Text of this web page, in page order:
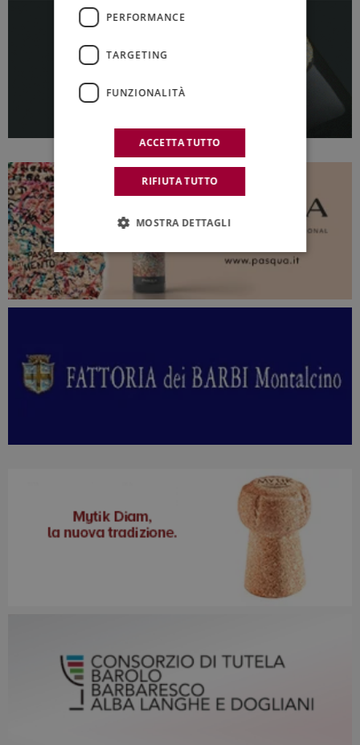
PERFORMANCE
TARGETING
FUNZIONALITÀ
ACCETTA TUTTO
RIFIUTA TUTTO
MOSTRA DETTAGLI